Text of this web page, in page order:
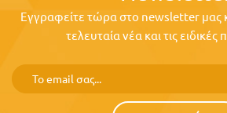
Εγγραφείτε τώρα στο newsletter μας
τελευταία νέα και τις